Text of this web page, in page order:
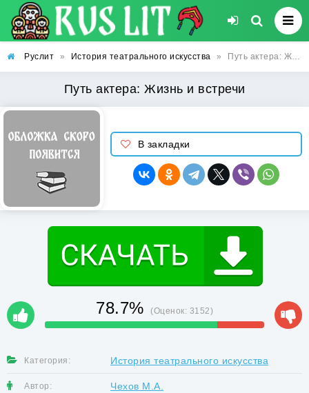
Руслит » История театрального искусства » Путь актера: Жизнь и встречи
Путь актера: Жизнь и встречи
В закладки
78.7% (Оценок: 3152)
Категория: История театрального искусства
Автор: Чехов М.А.